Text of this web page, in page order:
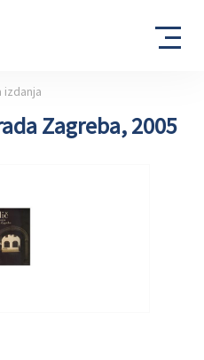
izdanja
Zagreba, 2005